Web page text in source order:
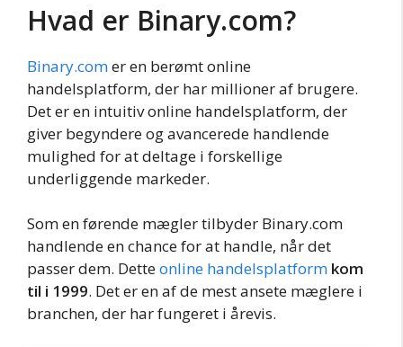
Hvad er Binary.com?
Binary.comer en berømt online
handelsplatform, der har millioner af brugere.
Det er en intuitiv online handelsplatform, der
giver begyndere og avancerede handlende
mulighed for at deltage i forskellige
underliggende markeder.
Som en førende mægler tilbyder Binary.com
handlende en chance for at handle, når det
passer dem. Detteonline handelsplatform kom
til i 1999. Det er en af de mest ansete mæglere i
branchen, der har fungeret i årevis.